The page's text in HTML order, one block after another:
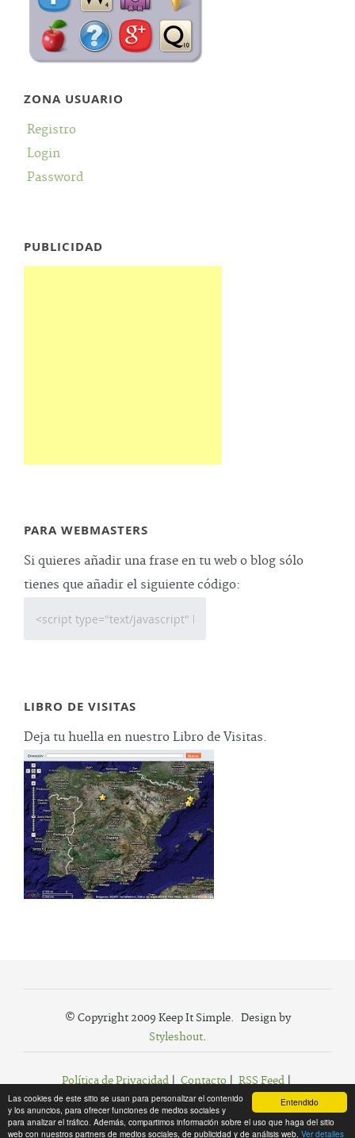
Entendido
Las cookies de este sitio se usan para personalizar el contenido
y los anuncios, para ofrecer funciones de medios sociales y
para analizar el tráfico. Además, compartimos información sobre el uso que haga del sitio
web con nuestros partners de medios sociales, de publicidad y de análisis web. Ver detalles
ZONA USUARIO
Registro
Login
Password
PUBLICIDAD
PARA WEBMASTERS
Si quieres añadir una frase en tu web o blog sólo
tienes que añadir el siguiente código:
LIBRO DE VISITAS
Deja tu huella en nuestro Libro de Visitas.
© Copyright 2009 Keep It Simple. Design by
Styleshout.
Política de Privacidad| Contacto| RSS Feed|
Agregar a Favoritos